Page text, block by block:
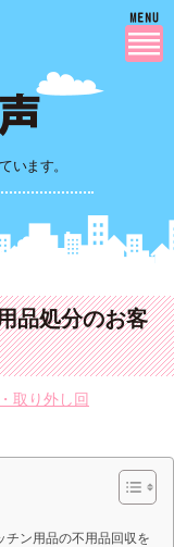
います。
品処分のお客
取り外し回
チン用品の不用品回収を